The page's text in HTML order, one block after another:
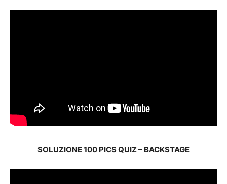
SOLUZIONE 100 PICS QUIZ – BACKSTAGE